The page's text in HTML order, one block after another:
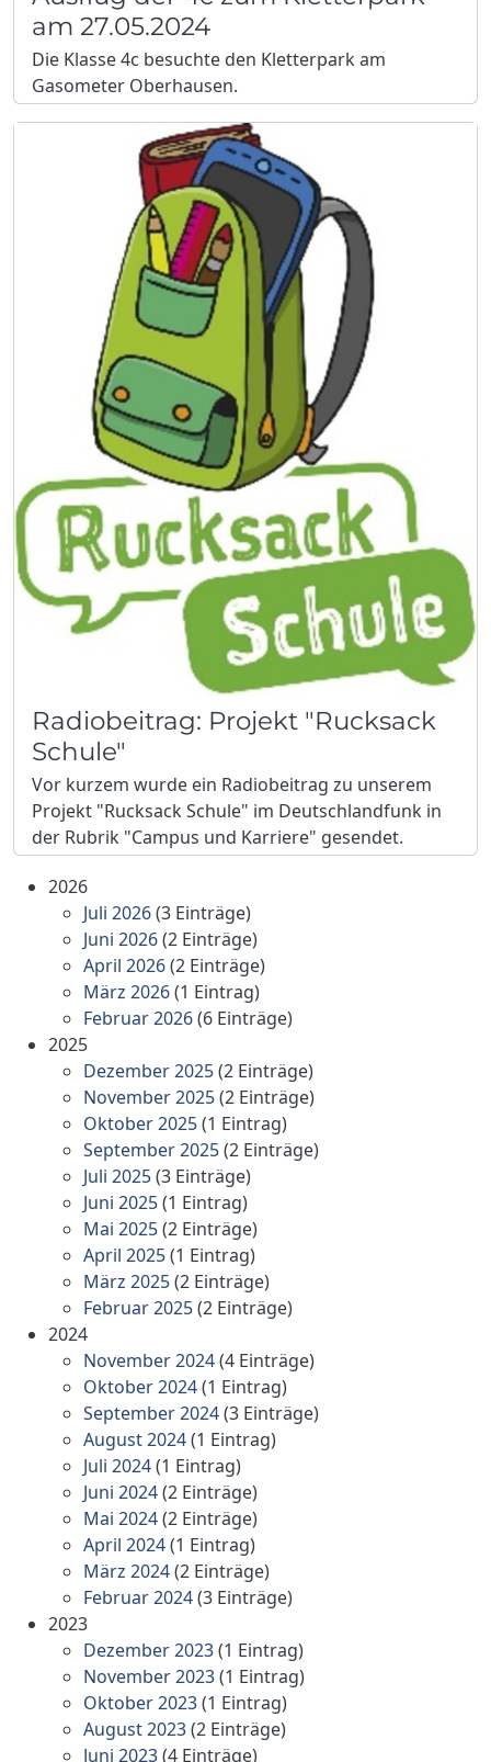
am 27.05.2024
Die Klasse 4c besuchte den Kletterpark am
Gasometer Oberhausen.
Radiobeitrag: Projekt "Rucksack
Schule"
Vor kurzem wurde ein Radiobeitrag zu unserem
Projekt "Rucksack Schule" im Deutschlandfunk in
der Rubrik "Campus und Karriere" gesendet.
2026
Juli 2026(3 Einträge)
Juni 2026(2 Einträge)
April 2026(2 Einträge)
März 2026(1 Eintrag)
Februar 2026(6 Einträge)
2025
Dezember 2025(2 Einträge)
November 2025(2 Einträge)
Oktober 2025(1 Eintrag)
September 2025(2 Einträge)
Juli 2025(3 Einträge)
Juni 2025(1 Eintrag)
Mai 2025(2 Einträge)
April 2025(1 Eintrag)
März 2025(2 Einträge)
Februar 2025(2 Einträge)
2024
November 2024(4 Einträge)
Oktober 2024(1 Eintrag)
September 2024(3 Einträge)
August 2024(1 Eintrag)
Juli 2024(1 Eintrag)
Juni 2024(2 Einträge)
Mai 2024(2 Einträge)
April 2024(1 Eintrag)
März 2024(2 Einträge)
Februar 2024(3 Einträge)
2023
Dezember 2023(1 Eintrag)
November 2023(1 Eintrag)
Oktober 2023(1 Eintrag)
August 2023(2 Einträge)
Juni 2023(4 Einträge)